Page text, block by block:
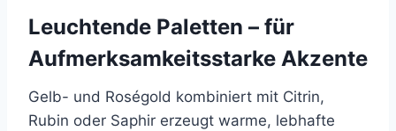
Leuchtende Paletten – für
Aufmerksamkeitsstarke Akzente
Gelb- und Roségold kombiniert mit Citrin,
Rubin oder Saphir erzeugt warme, lebhafte